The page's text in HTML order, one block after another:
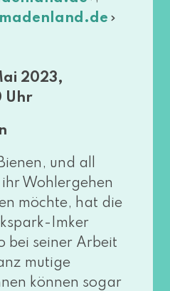
2023,
Uhr
und all
Wohlergehen
möch­te, hat die
Imker
bei sei­ner Arbeit
muti­ge
kön­nen sogar